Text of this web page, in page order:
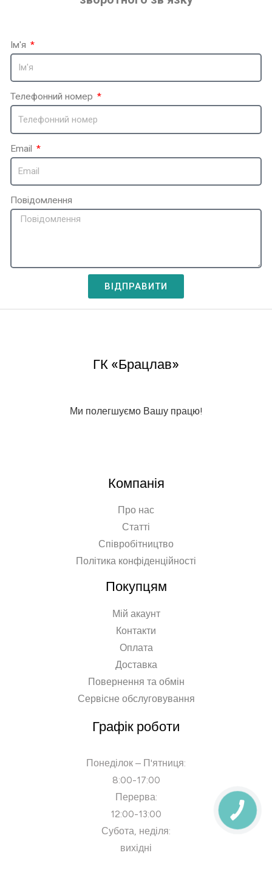
Ім'я
Телефонний номер
Email
Повідомлення
ВІДПРАВИТИ
ГК «Брацлав»
Ми полегшуємо Вашу працю!
Компанія
Про нас
Статті
Співробітництво
Політика конфіденційності
Покупцям
Мій акаунт
Контакти
Оплата
Доставка
Повернення та обмін
Сервісне обслуговування
Графік роботи
Понеділок – П'ятниця:
8:00-17:00
Перерва:
12:00-13:00
Субота, неділя:
вихідні
КНОПКА
ЗВ'ЯЗКУ